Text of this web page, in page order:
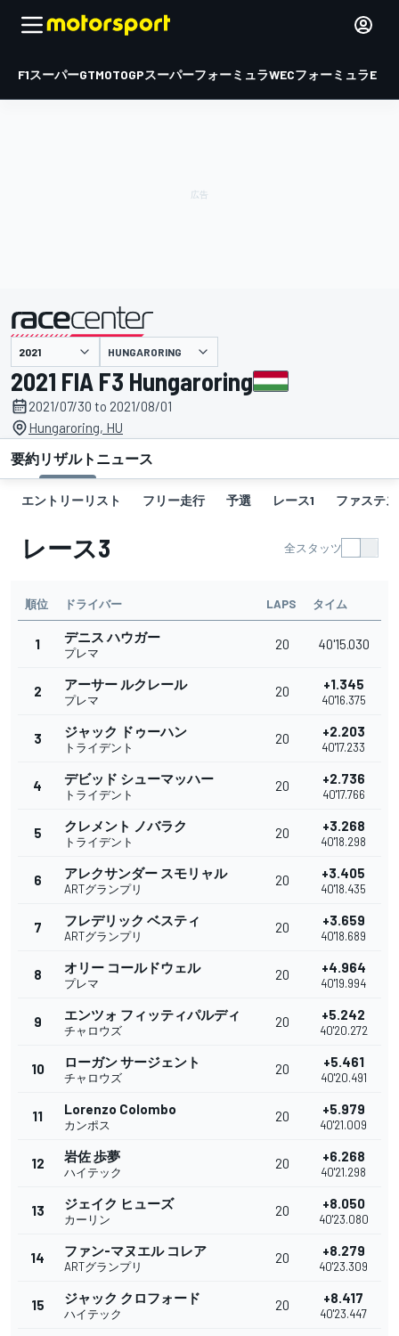
F1スーパーGTMOTOGPスーパーフォーミュラWECフォーミュラE
主催 HUNGARORING
2021 FIA F3 Hungaroring
2021/07/30 to 2021/08/01
Hungaroring, HU
要約リザルト ニュース
エントリーリスト フリー走行 予選 レース1 ファステ
レース3 全スタッツ
順位 ドライバー LAPS タイム
1 デニス ハウガー
プレマ
20 40'15.030
2 アーサー ルクレール
プレマ
20 +1.345
40'16.375
3 ジャック ドゥーハン
トライデント
20 +2.203
40'17.233
4 デビッド シューマッハー
トライデント
20 +2.736
40'17.766
5 クレメント ノバラク
トライデント
20 +3.268
40'18.298
6 アレクサンダー スモリャル
ARTグランプリ
20 +3.405
40'18.435
7 フレデリック ベスティ
ARTグランプリ
20 +3.659
40'18.689
8 オリー コールドウェル
プレマ
20 +4.964
40'19.994
9 エンツォ フィッティパルディ
チャロウズ
20 +5.242
40'20.272
10 ローガン サージェント
チャロウズ
20 +5.461
40'20.491
11 Lorenzo Colombo
カンポス
20 +5.979
40'21.009
12 岩佐 歩夢
ハイテック
20 +6.268
40'21.298
13 ジェイク ヒューズ
カーリン
20 +8.050
40'23.080
14 ファン-マヌエル コレア
ARTグランプリ
20 +8.279
40'23.309
15 ジャック クロフォード
ハイテック
20 +8.417
40'23.447